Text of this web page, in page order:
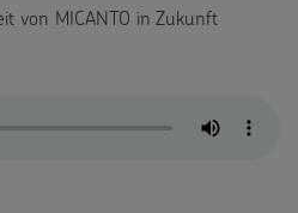
von MICANTO in Zukunft